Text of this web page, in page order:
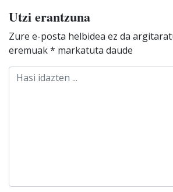
Utzi erantzuna
Zure e-posta helbidea ez da
eremuak* markatuta daude